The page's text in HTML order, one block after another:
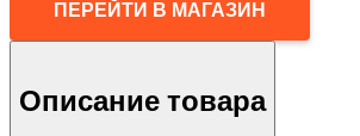
ПЕРЕЙТИ В МАГАЗИН
Описание товара